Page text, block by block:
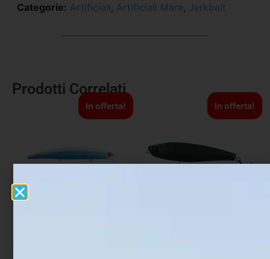
Categorie: Artificiali , Artificiali Mare, Jerkbait
Prodotti Correlati
In offerta! In offerta!